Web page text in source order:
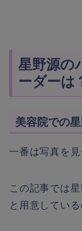
星野源の
ーダーは
美容院での
一番は写真を見
この記事では
と用意してい